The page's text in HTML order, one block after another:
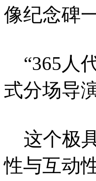
像纪念碑
“365人
式分场导
这个极
性与互动